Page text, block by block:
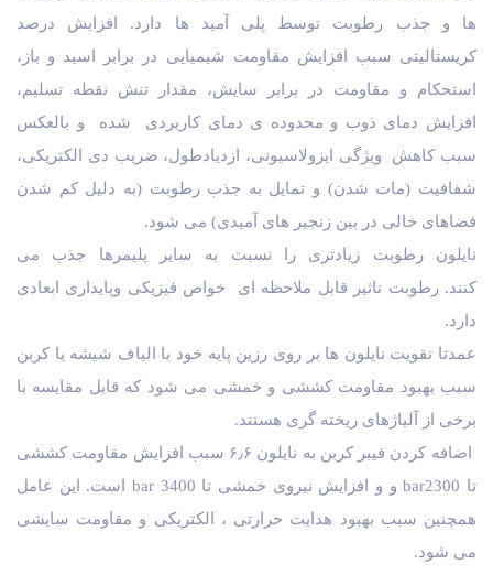
ها و جذب رطوبت توسط پلی آمید ها دارد. افزایش درصد
کریستالیتی سبب افزایش مقاومت شیمیایی در برابر اسید و باز،
استحکام و مقاومت در برابر سایش، مقدار تنش نقطه تسلیم،
افزایش دمای ذوب و محدوده ی دمای کاربردی شده و بالعکس
سبب کاهش ویژگی ایزولاسیونی، ازدیادطول، ضریب دی الکتریکی،
شفافیت (مات شدن) و تمایل به جذب رطوبت (به دلیل کم شدن
فضاهای خالی در بین زنجیر های آمیدی) می شود.
نایلون رطوبت زیادتری را نسبت به سایر پلیمرها جذب می
کنند. رطوبت تاثیر قابل ملاحظه ای خواص فیزیکی وپایداری ابعادی
دارد.
عمدتا تقویت نایلون ها بر روی رزین پایه خود با الیاف شیشه یا کربن
سبب بهبود مقاومت کششی و خمشی می شود که قابل مقایسه با
برخی از آلیاژهای ریخته گری هستند.
اضافه کردن فیبر کربن به نایلون ۶٫۶ سبب افزایش مقاومت کششی
تا bar2300 و و افزایش نیروی خمشی تا bar 3400 است. این عامل
همچنین سبب بهبود هدایت حرارتی ، الکتریکی و مقاومت سایشی
می شود.